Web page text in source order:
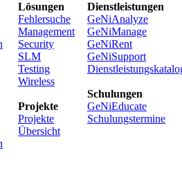
Lösungen
Fehlersuche
Management
Security
SLM
Testing
Wireless
Projekte
Projekte
Übersicht
Dienstleistungen
GeNiAnalyze
GeNiManage
GeNiRent
GeNiSupport
Schulungen
GeNiEducate
Schulungstermine